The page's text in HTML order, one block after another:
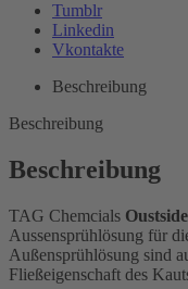
Tumblr
Linkedin
Vkontakte
Beschreibung
Beschreibung
Beschreibung
TAG Chemcials
Aussensprühlösung für
Außensprühlösung sind
Fließeigenschaft des